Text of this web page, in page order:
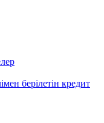
берілетін кредит